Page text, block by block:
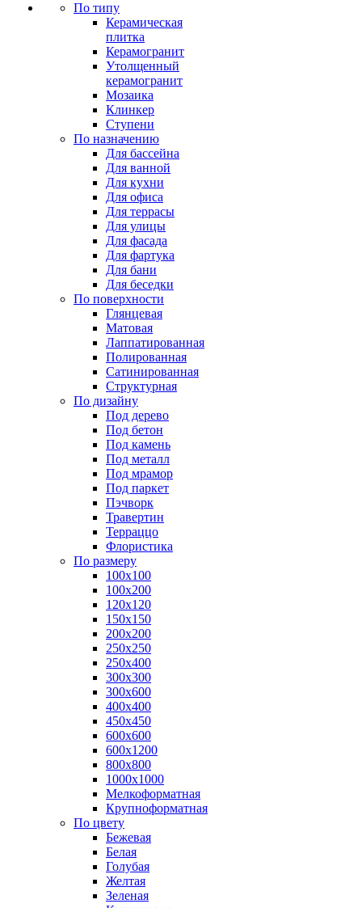
По типу
Керамическая
плитка
Керамогранит
Утолщенный
керамогранит
Мозаика
Клинкер
Ступени
По назначению
Для бассейна
Для ванной
Для кухни
Для офиса
Для террасы
Для улицы
Для фасада
Для фартука
Для бани
Для беседки
По поверхности
Глянцевая
Матовая
Лаппатированная
Полированная
Сатинированная
Структурная
По дизайну
Под дерево
Под бетон
Под камень
Под металл
Под мрамор
Под паркет
Пэчворк
Травертин
Терраццо
Флористика
По размеру
100х100
100х200
120х120
150х150
200х200
250х250
250х400
300х300
300х600
400х400
450х450
600х600
600х1200
800х800
1000х1000
Мелкоформатная
Крупноформатная
По цвету
Бежевая
Белая
Голубая
Желтая
Зеленая